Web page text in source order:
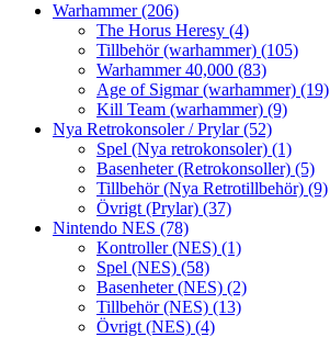
Warhammer(206)
The Horus Heresy (4)
Tillbehör (warhammer) (105)
Warhammer 40,000 (83)
Age of Sigmar (warhammer) (19)
Kill Team (warhammer) (9)
Nya Retrokonsoler / Prylar(52)
Spel (Nya retrokonsoler) (1)
Basenheter (Retrokonsoller) (5)
Tillbehör (Nya Retrotillbehör) (9)
Övrigt (Prylar) (37)
Nintendo NES (78)
Kontroller (NES) (1)
Spel (NES) (58)
Basenheter (NES) (2)
Tillbehör (NES) (13)
Övrigt (NES) (4)